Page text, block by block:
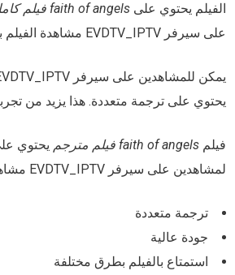
الفيلم يحتوي على faith of angels فيلم كامل مترجم
على سيرفر EVDTV_IPTV مشاهدة الفيلم بترجمة متعددة.
يمكن للمشاهدين على سيرفر EVDTV_IPTV مشاهدة الفيلم بترجمة متعددة. مثل فيلم
يحتوي على ترجمة متعددة. هذا يزيد من
فيلم faith of angels فيلم مترجم
يحتوي
لمشاهدين على سيرفر EVDTV_IPTV مشاهدة الفيلم بترجمة متعددة.
ترجمة متعددة
جودة عالية
استمتاع بالفيلم بطرق مختلفة